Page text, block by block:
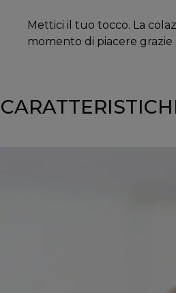
Mettici il tuo tocco. La
momento di piacere grazie